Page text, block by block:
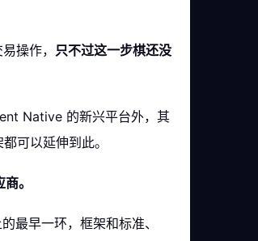
操作，
只不过这一步棋还没
Native 的新兴平台外，其
可以延伸到此。
。
最早一环，框架和标准、